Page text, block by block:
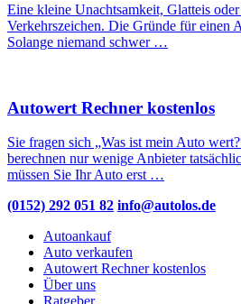
Eine kleine Unachtsamkeit, Glatteis oder
Verkehrszeichen. Die Gründe für einen
Solange niemand schwer …
Autowert Rechner kostenlos
Sie fragen sich „Was ist mein Auto
berechnen nur wenige Anbieter
müssen Sie Ihr Auto erst …
(0152) 292 051 82 info@autolos.de
Autoankauf
Auto verkaufen
Autowert Rechner kostenlos
Über uns